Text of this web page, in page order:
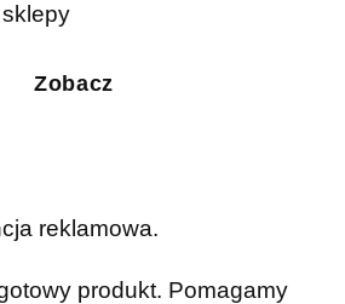
Zobacz
reklamowa.
produkt. Pomagamy